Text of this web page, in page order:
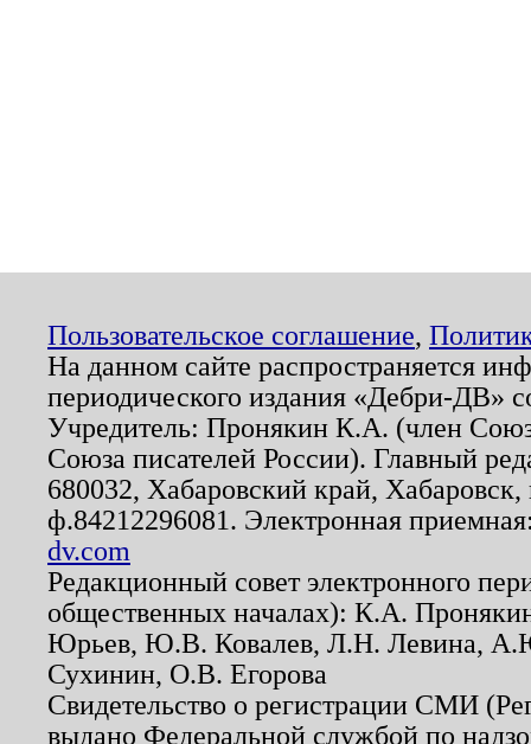
Пользовательское соглашение,
На данном сайте распространяется
периодического издания «Дебри-ДВ»
Учредитель: Пронякин К.А. (член
Союза писателей России). Главный
680032, Хабаровский край,
ф.84212296081. Электронная
dv.com
Редакционный совет электронного
общественных началах): К.А.
Юрьев, Ю.В. Ковалев, Л.Н. Левина,
Сухинин, О.В. Егорова
Свидетельство о регистрации СМИ
выдано Федеральной службой по